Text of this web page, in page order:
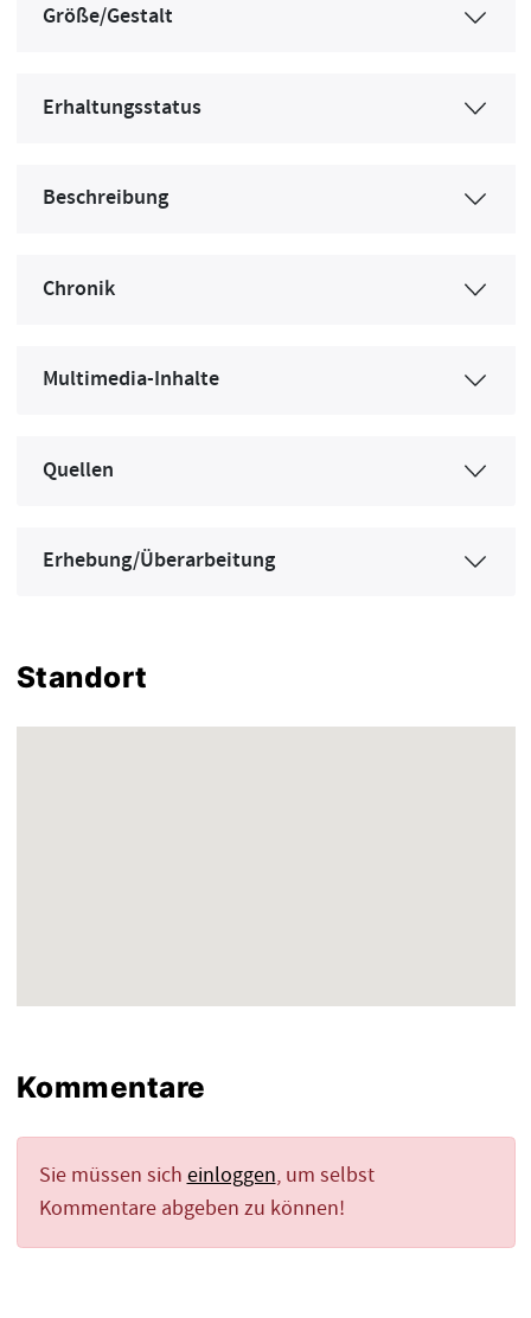
Größe/Gestalt
Erhaltungsstatus
Beschreibung
Chronik
Multimedia-Inhalte
Quellen
Erhebung/Überarbeitung
Standort
Kommentare
Sie müssen sich einloggen, um selbst
Kommentare abgeben zu können!